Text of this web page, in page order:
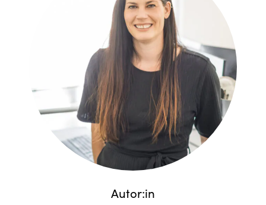
Autor:in